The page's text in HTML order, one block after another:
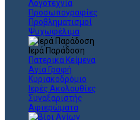
Λογοτεχνία
Προσωπογραφίες
Προβληματισμοί
Ψυχωφέλιμα
Ιερά Παράδοση
Πατερικά Κείμενα
Αγία Γραφή
Κυριακοδρόμιο
Ιερές Ακολουθίες
Συναξαριστής
Αφιερώματα